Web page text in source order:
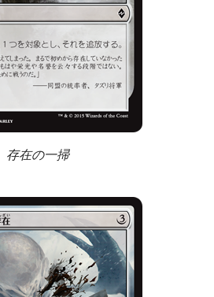
存在の一掃